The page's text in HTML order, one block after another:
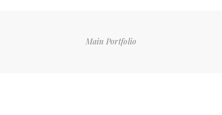
Main Portfolio